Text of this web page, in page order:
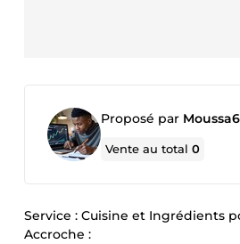
Proposé par Moussa6
Vente au total0
Service : Cuisine et Ingrédients
Accroche :